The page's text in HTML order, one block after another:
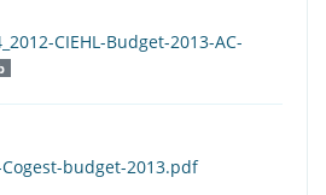
CIEHL-Budget-2013-AC-
Cogest-budget-2013.pdf